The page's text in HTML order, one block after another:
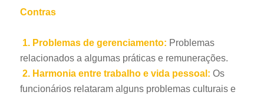
Contras
1. Problemas de gerenciamento: Problemas
relacionados a algumas práticas e remunerações.
2. Harmonia entre trabalho e vida pessoal: Os
funcionários relataram alguns problemas culturais e